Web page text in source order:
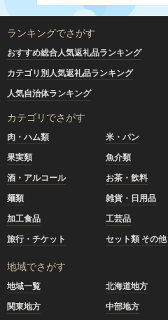
ランキングでさがす
おすすめ総合人気返礼品ランキング
カテゴリ別人気返礼品ランキング
人気自治体ランキング
カテゴリでさがす
肉・ハム類 米・パン
果実類
魚介類
酒・アルコール
お茶・飲料
麺類
雑貨・日用品
加工食品
工芸品
旅行・チケット
セット類 その他
地域でさがす
地域一覧 北海道地方
関東地方
中部地方